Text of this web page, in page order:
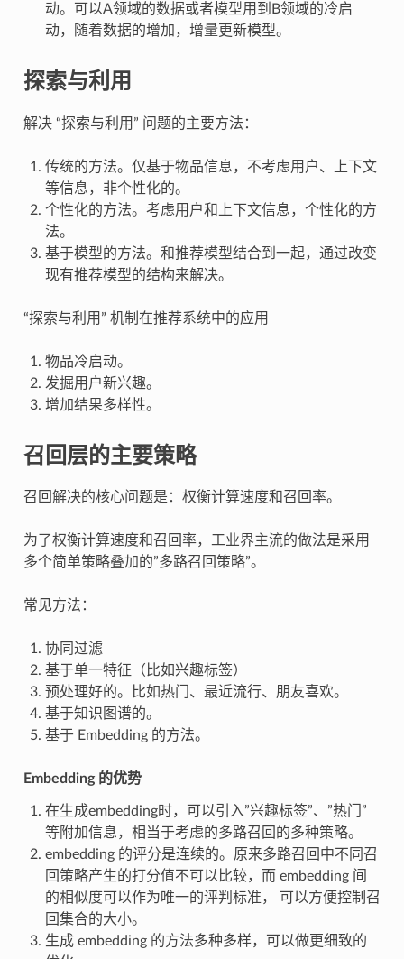
动。可以A领域的数据或者模型用到B领域的冷启
动，随着数据的增加，增量更新模型。
探索与利用
解决 “探索与利用” 问题的主要方法：
传统的方法。仅基于物品信息，不考虑用户、上下文
等信息，非个性化的。
个性化的方法。考虑用户和上下文信息，个性化的方
法。
基于模型的方法。和推荐模型结合到一起，通过改变
现有推荐模型的结构来解决。
“探索与利用” 机制在推荐系统中的应用
物品冷启动。
发掘用户新兴趣。
增加结果多样性。
召回层的主要策略
召回解决的核心问题是：权衡计算速度和召回率。
为了权衡计算速度和召回率，工业界主流的做法是采用
多个简单策略叠加的”多路召回策略”。
常见方法：
协同过滤
基于单一特征（比如兴趣标签）
预处理好的。比如热门、最近流行、朋友喜欢。
基于知识图谱的。
基于 Embedding 的方法。
Embedding 的优势
在生成embedding时，可以引入”兴趣标签”、”热门”
等附加信息，相当于考虑的多路召回的多种策略。
embedding 的评分是连续的。原来多路召回中不同召
回策略产生的打分值不可以比较，而 embedding 间
的相似度可以作为唯一的评判标准， 可以方便控制召
回集合的大小。
生成 embedding 的方法多种多样，可以做更细致的